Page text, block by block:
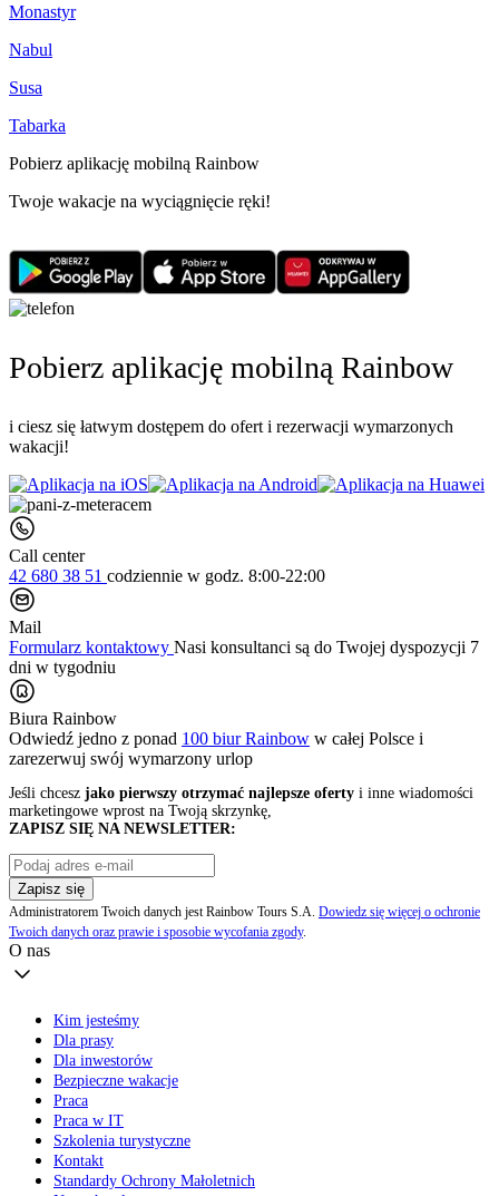
Monastyr
Nabul
Susa
Tabarka
Pobierz aplikację mobilną Rainbow
Twoje wakacje na wyciągnięcie ręki!
Pobierz aplikację mobilną Rainbow
i ciesz się łatwym dostępem do ofert i rezerwacji wymarzonych
wakacji!
Call center
42 680 38 51 codziennie w godz. 8:00-22:00
Mail
Formularz kontaktowy Nasi konsultanci są do Twojej dyspozycji 7
dni w tygodniu
Biura Rainbow
Odwiedź jedno z ponad 100 biur Rainbow w całej Polsce i
zarezerwuj swój wymarzony urlop
Jeśli chcesz jako pierwszy otrzymać najlepsze oferty i inne wiadomości
marketingowe wprost na Twoją skrzynkę,
ZAPISZ SIĘ NA NEWSLETTER:
Zapisz się
Administratorem Twoich danych jest Rainbow Tours S.A. Dowiedz się więcej o ochronie
Twoich danych oraz prawie i sposobie wycofania zgody.
O nas
Kim jesteśmy
Dla prasy
Dla inwestorów
Bezpieczne wakacje
Praca
Praca w IT
Szkolenia turystyczne
Kontakt
Standardy Ochrony Małoletnich